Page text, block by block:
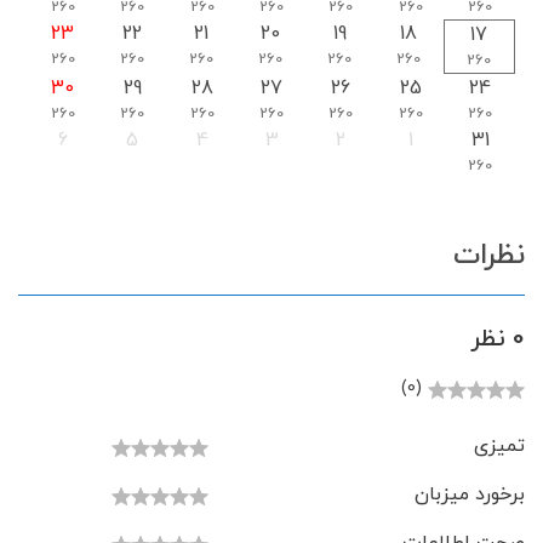
260
260
260
260
260
260
260
17
260
18
260
19
260
20
260
21
260
22
260
23
260
24
260
25
260
26
260
27
260
28
260
29
260
30
260
31
260
1
2
3
4
5
6
نظرات
0 نظر
(0)
تمیزی
برخورد میزبان